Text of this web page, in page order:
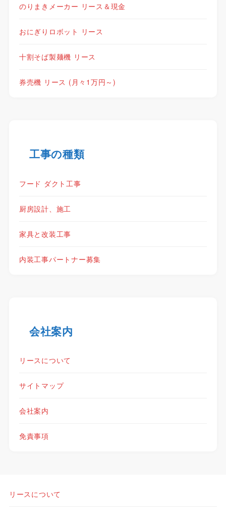
のりまきメーカー リース＆現金
おにぎりロボット リース
十割そば製麺機 リース
券売機 リース (月々1万円～)
工事の種類
フード ダクト工事
厨房設計、施工
家具と改装工事
内装工事パートナー募集
会社案内
リースについて
サイトマップ
会社案内
免責事項
リースについて